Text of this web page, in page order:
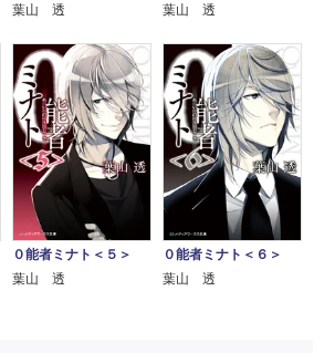
葉山 透
葉山 透
０能者ミナト＜５＞
葉山 透
０能者ミナト＜６＞
葉山 透